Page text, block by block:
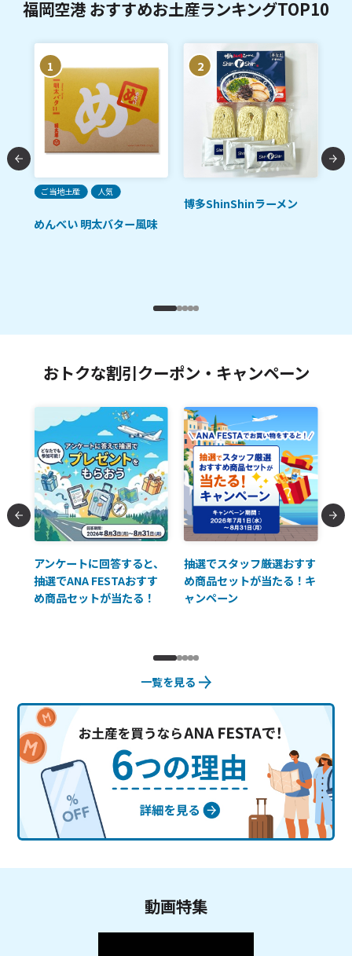
福岡空港 おすすめお土産ランキングTOP10
1
ご当地土産 人気
めんべい 明太バター風味
2
博多ShinShinラーメン
おトクな割引クーポン・キャンペーン
アンケートに回答すると、
抽選でANA FESTAおすす
め商品セットが当たる！
抽選でスタッフ厳選おすす
め商品セットが当たる！キ
ャンペーン
一覧を見る
動画特集